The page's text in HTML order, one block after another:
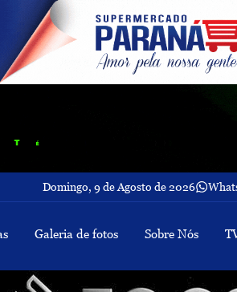
Domingo, 9 de Agosto de 2026
Galeria de fotos Sobre Nós